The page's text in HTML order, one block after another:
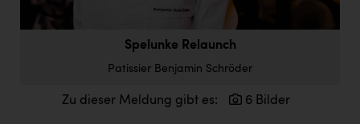
Firmenradl
Spelunke Relaunch
Patissier Benjamin Schröder
Zu dieser Meldung gibt es: 6 Bilder